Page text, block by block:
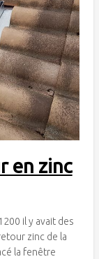
en zinc
il y avait des
zinc de la
la fenêtre